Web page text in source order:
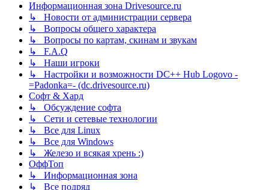
Информационная зона Drivesource.ru
↳ Новости от администрации сервера
↳ Вопросы общего характера
↳ Вопросы по картам, скинам и звукам
↳ F.A.Q
↳ Наши игроки
↳ Настройки и возможности DC++ Hub Logovo -
=Padonka=- (dc.drivesource.ru)
Софт & Хард
↳ Обсуждение софта
↳ Сети и сетевые технологии
↳ Все для Linux
↳ Все для Windows
↳ Железо и всякая хрень :)
ОффТоп
↳ Информационная зона
↳ Все подряд